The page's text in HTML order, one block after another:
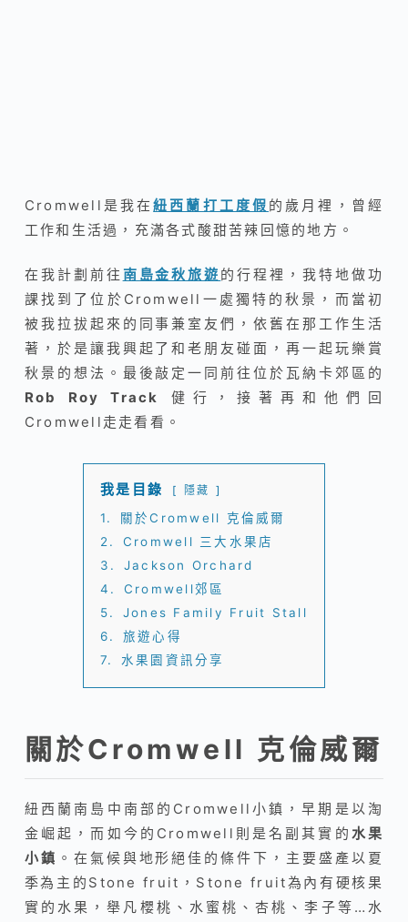
Cromwell是我在紐西蘭打工度假 的歲月裡，曾經
工作和生活過，充滿各式酸甜苦辣回憶的地方。
在我計劃前往 南島金秋旅遊 的行程裡，我特地做功
課找到了位於Cromwell一處獨特的秋景，而當初
被我拉拔起來的同事兼室友們，依舊在那工作生活
著，於是讓我興起了和老朋友碰面，再一起玩樂賞
秋景的想法。最後敲定一同前往位於瓦納卡郊區的
Rob Roy Track
健行，接著再和他們回
Cromwell走走看看。
我是目錄 隱藏
1.
關於Cromwell 克倫威爾
2.
Cromwell 三大水果店
3.
Jackson Orchard
4.
Cromwell郊區
5.
Jones Family Fruit Stall
6.
旅遊心得
7.
水果園資訊分享
關於Cromwell 克倫威爾
紐西蘭南島中南部的Cromwell小鎮，早期是以淘
金崛起，而如今的Cromwell則是名副其實的 水果
小鎮 。在氣候與地形絕佳的條件下，主要盛產以夏
季為主的Stone fruit，Stone fruit為內有硬核果
實的水果，舉凡櫻桃、水蜜桃、杏桃、李子等…水